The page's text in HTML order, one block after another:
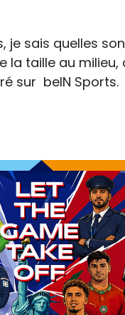
je sais quelles
la taille au
sur beIN Sports.